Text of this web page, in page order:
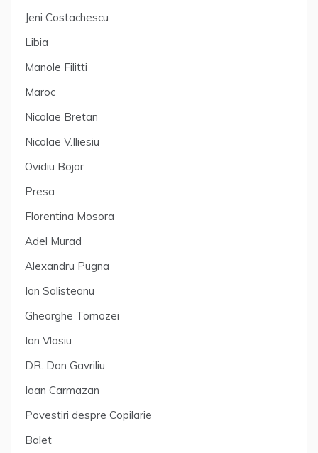
Jeni Costachescu
Libia
Manole Filitti
Maroc
Nicolae Bretan
Nicolae V.Iliesiu
Ovidiu Bojor
Presa
Florentina Mosora
Adel Murad
Alexandru Pugna
Ion Salisteanu
Gheorghe Tomozei
Ion Vlasiu
DR. Dan Gavriliu
Ioan Carmazan
Povestiri despre Copilarie
Balet